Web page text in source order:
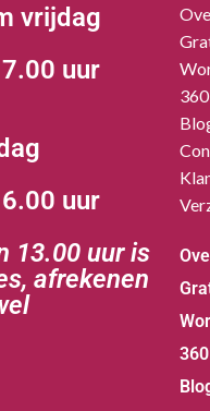
vrijdag
uur
uur
13.00 uur is
afrekenen